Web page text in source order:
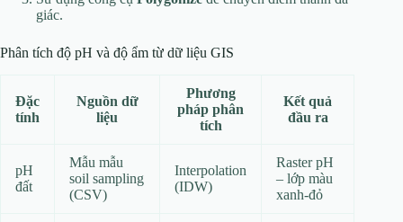
giác.
Phân tích độ pH và độ ẩm từ dữ liệu GIS
Đặc
tính
Nguồn dữ
liệu
Phương
pháp phân
tích
Kết quả
đầu ra
pH
đất
Mẫu mẫu
soil sampling
(CSV)
Interpolation
(IDW)
Raster pH
– lớp màu
xanh‑đỏ